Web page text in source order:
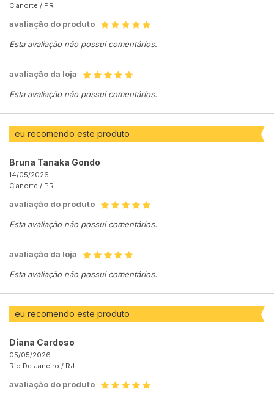
Cianorte / PR
avaliação do produto
Esta avaliação não possui comentários.
avaliação da loja
Esta avaliação não possui comentários.
eu recomendo este produto
Bruna Tanaka Gondo
14/05/2026
Cianorte / PR
avaliação do produto
Esta avaliação não possui comentários.
avaliação da loja
Esta avaliação não possui comentários.
eu recomendo este produto
Diana Cardoso
05/05/2026
Rio De Janeiro / RJ
avaliação do produto